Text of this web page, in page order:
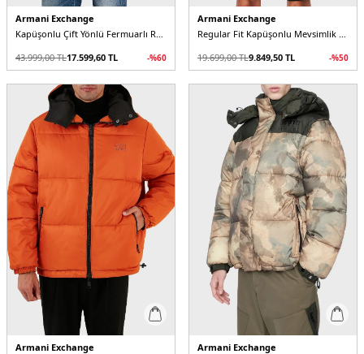
Armani Exchange
Kapüşonlu Çift Yönlü Fermuarlı Regular Fit Erkek Mont
43.999,00TL17.599,60 TL -%60
Armani Exchange
Regular Fit Kapüşonlu Mevsimlik Erkek Mont
19.699,00TL9.849,50 TL -%50
Armani Exchange
Armani Exchange